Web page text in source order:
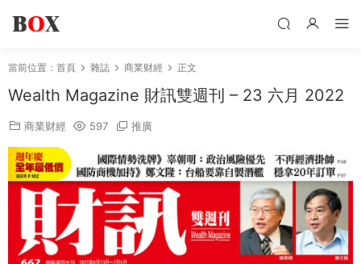
當前位置： 首頁 雜誌 商業财經 正文
Wealth Magazine 財訊雙週刊 – 23 六月 2022
商業财經 597 推廣